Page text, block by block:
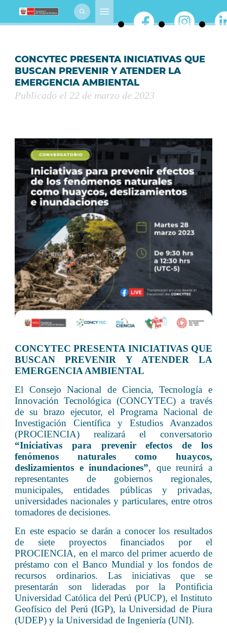
CONCYTEC PRESENTA INICIATIVAS QUE
BUSCAN PREVENIR Y ATENDER LA
EMERGENCIA AMBIENTAL
Publicado el 22 de marzo de 2023
CONCYTEC PRESENTA INICIATIVAS QUE
BUSCAN PREVENIR Y ATENDER LA
EMERGENCIA AMBIENTAL
El Consejo Nacional de Ciencia, Tecnología e
Innovación Tecnológica (CONCYTEC) a través
de su brazo ejecutor, el Programa Nacional de
Investigación Científica y Estudios Avanzados
(PROCIENCIA) realizará el conversatorio
“Iniciativas para prevenir efectos de los
fenómenos naturales como huaycos,
deslizamientos e inundaciones”, que reunirá a
representantes de gobiernos regionales,
municipales, entidades públicas y privadas,
universidades nacionales y particulares, entre otros
tomadores de decisiones.
En este espacio se darán a conocer los resultados
de siete proyectos financiados por el
PROCIENCIA, en el marco del primer acuerdo de
préstamo con el Banco Mundial y los fondos de
recursos ordinarios. Las iniciativas que se
presentarán son lideradas por la Pontificia
Universidad Católica del Perú (PUCP), el Instituto
Geofísico del Perú (IGP), la Universidad de Piura
(UDEP) y la Universidad de Ingeniería (UNI).